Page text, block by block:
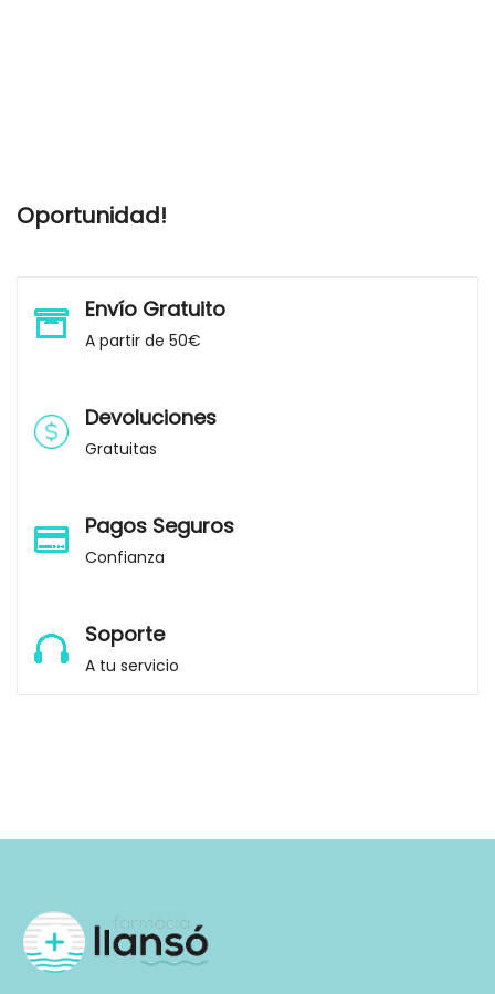
Oportunidad!
Envío Gratuito
A partir de 50€
Devoluciones
Gratuitas
Pagos Seguros
Confianza
Soporte
A tu servicio